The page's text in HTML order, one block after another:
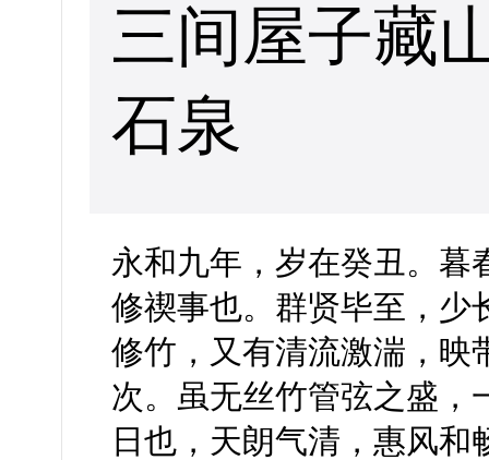
三间屋子藏
石泉
永和九年，岁在癸丑。暮
修禊事也。群贤毕至，少
修竹，又有清流激湍，映
次。虽无丝竹管弦之盛，
日也，天朗气清，惠风